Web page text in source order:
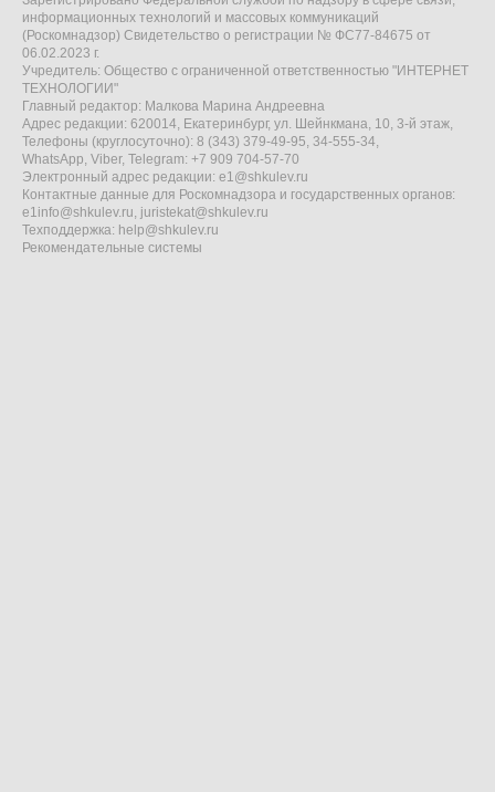
информационных технологий и массовых коммуникаций
(Роскомнадзор) Свидетельство о регистрации № ФС77-84675 от
06.02.2023 г.
Учредитель: Общество с ограниченной ответственностью "ИНТЕРНЕТ
ТЕХНОЛОГИИ"
Главный редактор: Малкова Марина Андреевна
Адрес редакции: 620014, Екатеринбург, ул. Шейнкмана, 10, 3-й этаж,
Телефоны (круглосуточно): 8 (343) 379-49-95, 34-555-34,
WhatsApp, Viber, Telegram: +7 909 704-57-70
Электронный адрес редакции: e1@shkulev.ru
Контактные данные для Роскомнадзора и государственных органов:
e1info@shkulev.ru juristekat@shkulev.ru
Техподдержка: help@shkulev.ru
Рекомендательные системы